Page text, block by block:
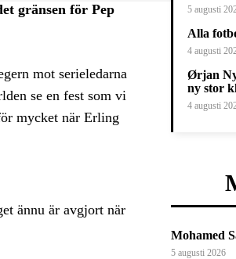
gränsen för Pep
mot serieledarna
se en fest som vi
mycket när Erling
ännu är avgjort när
5 augusti
Alla
4 augusti
Ørjan
ny stor
4 augusti
Mohamed
5 augusti 2026